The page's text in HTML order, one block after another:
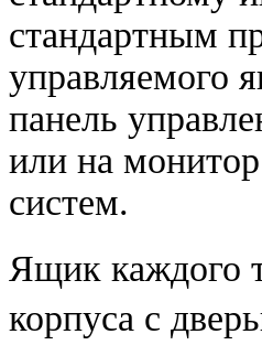
стандартным
управляемого
панель
или на
систем.
Ящик каждого
корпуса с